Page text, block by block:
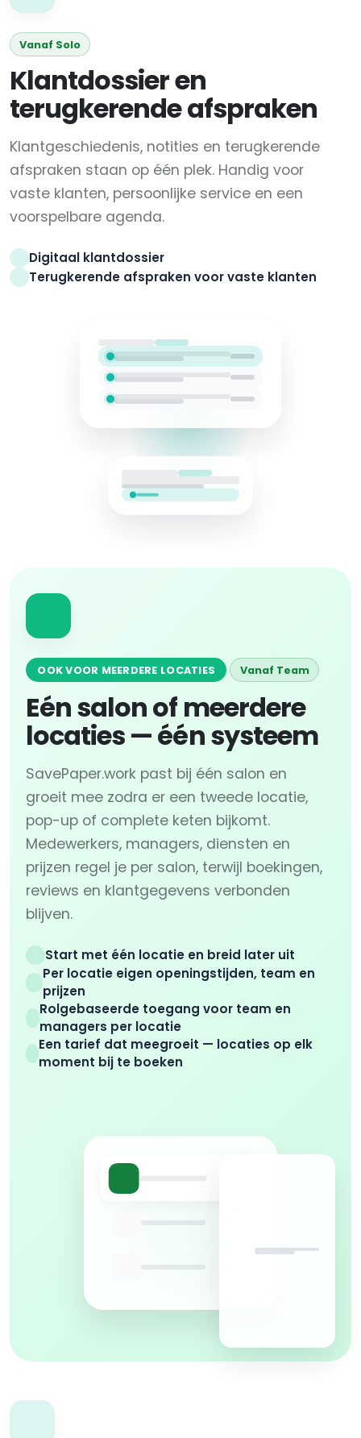
Vanaf Solo
Klantdossier en
terugkerende afspraken
Klantgeschiedenis, notities en terugkerende
afspraken staan op één plek. Handig voor
vaste klanten, persoonlijke service en een
voorspelbare agenda.
Digitaal klantdossier
Terugkerende afspraken voor vaste klanten
OOK VOOR MEERDERE LOCATIES Vanaf Team
Eén salon of meerdere
locaties — één systeem
SavePaper.work past bij één salon en
groeit mee zodra er een tweede locatie,
pop-up of complete keten bijkomt.
Medewerkers, managers, diensten en
prijzen regel je per salon, terwijl boekingen,
reviews en klantgegevens verbonden
blijven.
Start met één locatie en breid later uit
Per locatie eigen openingstijden, team en
prijzen
Rolgebaseerde toegang voor team en
managers per locatie
Een tarief dat meegroeit — locaties op elk
moment bij te boeken